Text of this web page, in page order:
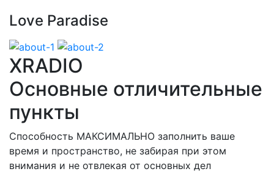
Love Paradise
XRADIO
Основные отличительные
пункты
Способность МАКСИМАЛЬНО заполнить ваше
время и пространство, не забирая при этом
внимания и не отвлекая от основных дел